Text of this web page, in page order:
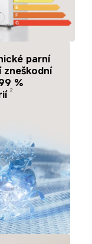
parní
zneškodní
%
2